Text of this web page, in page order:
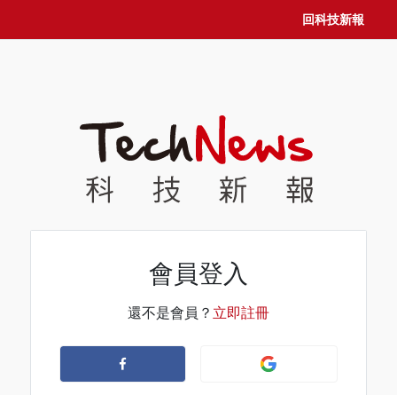
回科技新報
會員登入
還不是會員？ 立即註冊